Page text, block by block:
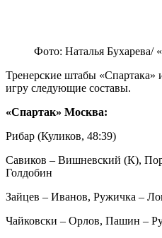
Фото: Наталья Бухарева/
Тренерские штабы «Спартака»
игру следующие составы.
«Спартак» Москва:
Рибар (Куликов, 48:39)
Савиков – Вишневский (К),
Голдобин
Зайцев – Иванов, Ружичка –
Чайковски – Орлов, Пашин –